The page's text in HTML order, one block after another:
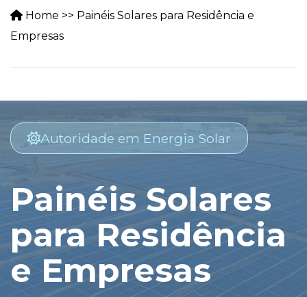
Home >> Painéis Solares para Residência e
Empresas
Autoridade em Energia Solar
Painéis Solares
para Residência
e Empresas